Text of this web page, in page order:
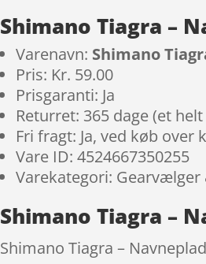
Shimano Tiagra –
Varenavn: Shimano
Pris: Kr. 59.00
Prisgaranti: Ja
Returret: 365 dage (et helt
Fri fragt: Ja, ved køb over
Vare ID: 4524667350255
Varekategori: Gearvælger
Shimano Tiagra –
Shimano Tiagra –